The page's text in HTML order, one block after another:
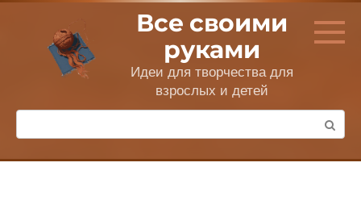
Перейти
контенту
Все своими
руками
Идеи для творчества для
взрослых и детей
Поиск: